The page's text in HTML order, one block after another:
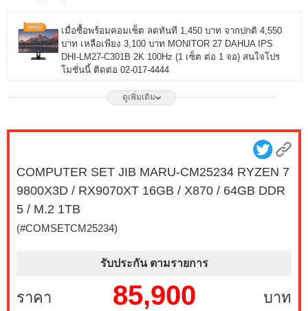
เมื่อซื้อพร้อมคอมเซ็ต ลดทันที 1,450 บาท จากปกติ 4,550
บาท เหลือเพียง 3,100 บาท MONITOR 27 DAHUA IPS
DHI-LM27-C301B 2K 100Hz (1 เซ็ต ต่อ 1 จอ) สนใจโปร
โมชั่นนี้ ติดต่อ 02-017-4444
เมื่อซื้อพร้อมคอมเซ็ต ลดทันที 1,750 บาท จากปกติ 6,650
27G550B-B 300Hz G-SYNC-COM (1 เซ็ต ต่อ 1 จอ)
บาท เหลือเพียง 2,300 บาท MONITOR 23.8 MSI IPS
PRO MP243L E14 144Hz FREESYNC (1 เซ็ต ต่อ 1 จอ)
บริการ Onsite Service ติดตั้งคอมพิวเตอร์ถึงบ้านคุณ เมื่อ
ซื้อพร้อมคอมเซ็ต ลดทันที 200 บาท จากปกติ 1,000 บาท
สนใจโปรโมชั่นนี้ ติดต่อ 02-017-4444
ดูเพิ่มเติม
COMPUTER SET JIB MARU-CM25234 RYZEN 7
9800X3D / RX9070XT 16GB / X870 / 64GB DDR
5 / M.2 1TB
(#COMSETCM25234)
รับประกัน ตามรายการ
ราคา บาท
85,900